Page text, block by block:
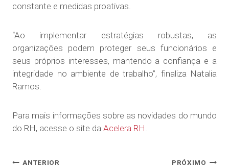
constante e medidas proativas.
“Ao implementar estratégias robustas, as
organizações podem proteger seus funcionários e
seus próprios interesses, mantendo a confiança e a
integridade no ambiente de trabalho”, finaliza Natalia
Ramos.
Para mais informações sobre as novidades do mundo
do RH, acesse o site da Acelera RH
ANTERIOR PRÓXIMO